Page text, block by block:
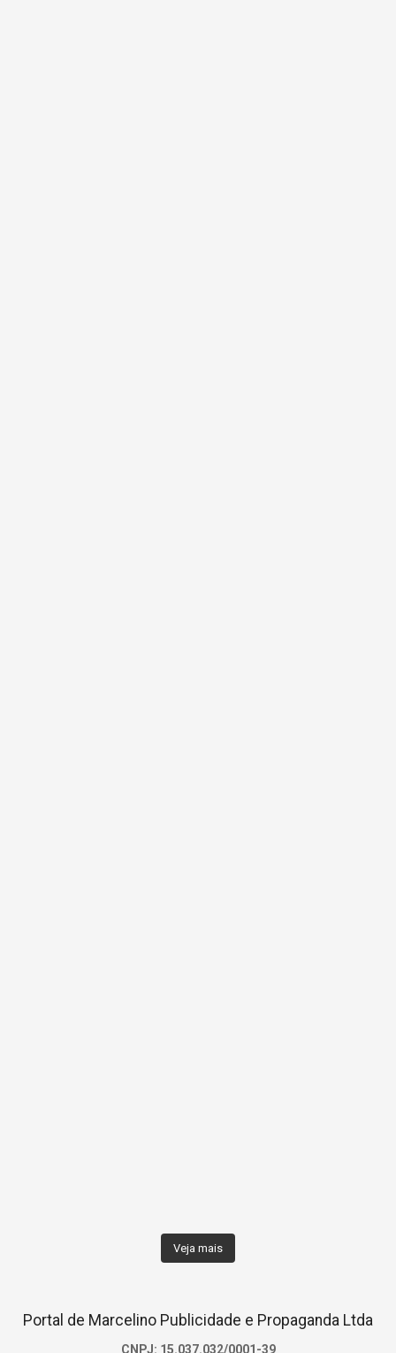
Veja mais
Portal de Marcelino Publicidade e Propaganda Ltda
CNPJ: 15.037.032/0001-39